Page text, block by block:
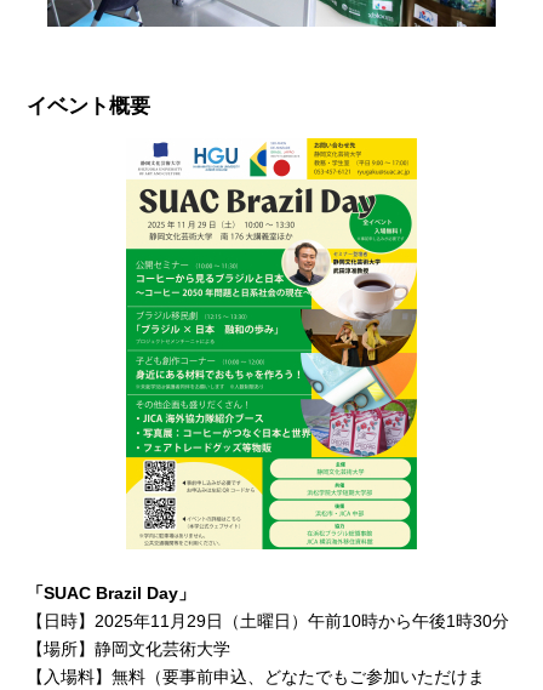
イベント概要
「SUAC Brazil Day」
【日時】2025年11月29日（土曜日）午前10時から午後1時30分
【場所】静岡文化芸術大学
【入場料】無料（要事前申込、どなたでもご参加いただけま